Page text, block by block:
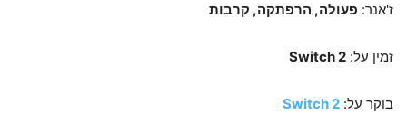
ז'אנר: פעולה, הרפתקה, קרבות
זמין על: Switch 2
בוקר על: Switch 2